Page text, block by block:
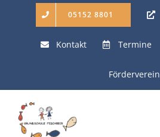
05152 8801
Kontakt Termine
Förderverein